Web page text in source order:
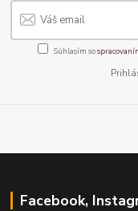
Súhlasím so
Facebook,